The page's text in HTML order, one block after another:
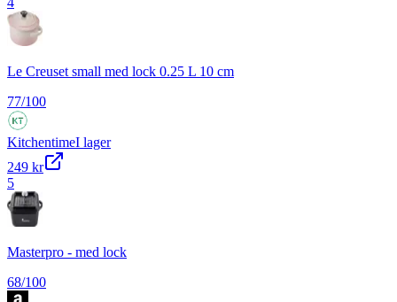
Le Creuset small med lock 0.25 L 10 cm
77/100
KitchentimeI lager
249 kr
5
Masterpro - med lock
68/100